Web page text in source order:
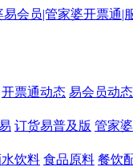
开票通动态 易会员动态
订货易普及版 管家
饮料 食品原料 餐饮